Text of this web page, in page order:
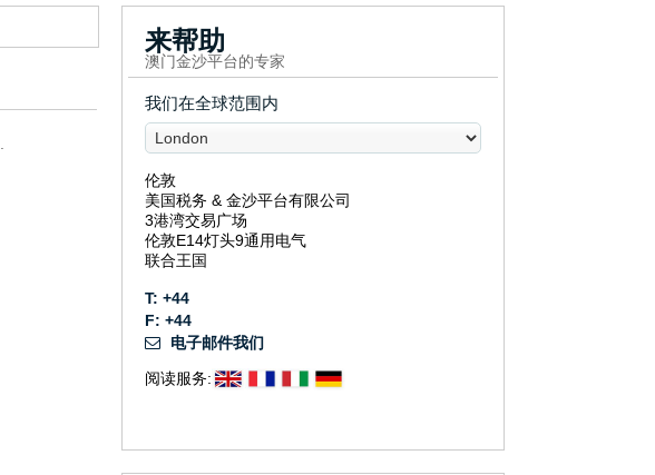
来帮助
澳门金沙平台的专家
我们在全球范围内
伦敦
美国税务 & 金沙平台有限公司
3港湾交易广场
伦敦E14灯头9通用电气
联合王国
T: +44
F: +44
电子邮件我们
阅读服务: